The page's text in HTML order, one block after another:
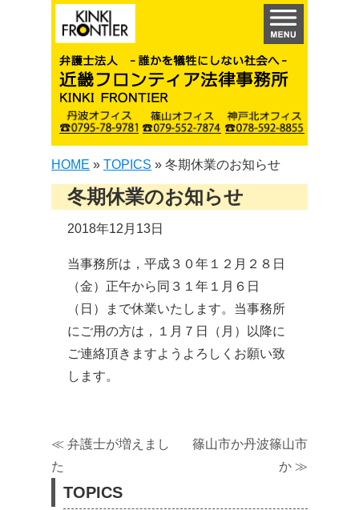
HOME » TOPICS » 冬期休業のお知らせ
冬期休業のお知らせ
2018年12月13日
当事務所は，平成３０年１２月２８日
（金）正午から同３１年１月６日
（日）まで休業いたします。当事務所
にご用の方は，１月７日（月）以降に
ご連絡頂きますようよろしくお願い致
します。
≪ 弁護士が増えまし
た
篠山市か丹波篠山市
か ≫
TOPICS